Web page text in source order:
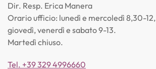
Dir. Resp. Erica Manera
Orario ufficio: lunedì e mercoledì 8,30-12,
giovedì, venerdì e sabato 9-13.
Martedì chiuso.
Tel. +39 329 4996660